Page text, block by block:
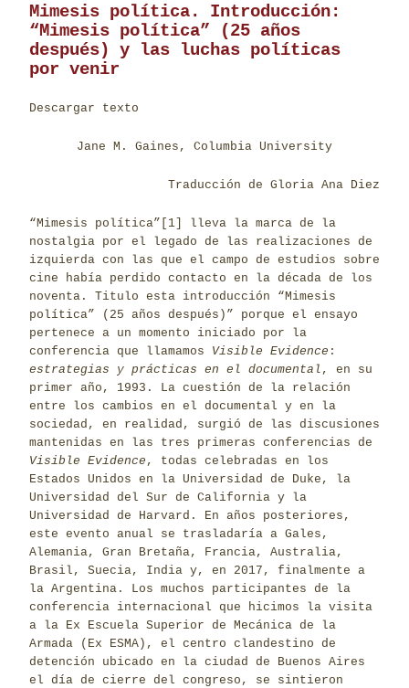
Mimesis política. Introducción:
“Mimesis política” (25 años
después) y las luchas políticas
por venir
Descargar texto
Jane M. Gaines, Columbia University
Traducción de Gloria Ana Diez
“Mimesis política” [1]
lleva la marca de la
nostalgia por el legado de las realizaciones de
izquierda con las que el campo de estudios sobre
cine había perdido contacto en la década de los
noventa. Titulo esta introducción “Mimesis
política” (25 años después)” porque el ensayo
pertenece a un momento iniciado por la
conferencia que llamamos Visible Evidence :
estrategias y prácticas en el documental , en su
primer año, 1993. La cuestión de la relación
entre los cambios en el documental y en la
sociedad, en realidad, surgió de las discusiones
mantenidas en las tres primeras conferencias de
Visible Evidence , todas celebradas en los
Estados Unidos en la Universidad de Duke, la
Universidad del Sur de California y la
Universidad de Harvard. En años posteriores,
este evento anual se trasladaría a Gales,
Alemania, Gran Bretaña, Francia, Australia,
Brasil, Suecia, India y, en 2017, finalmente a
la Argentina. Los muchos participantes de la
conferencia internacional que hicimos la visita
a la Ex Escuela Superior de Mecánica de la
Armada (Ex ESMA), el centro clandestino de
detención ubicado en la ciudad de Buenos Aires
el día de cierre del congreso, se sintieron